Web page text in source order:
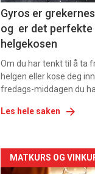
Gyros er
og er det perfekte
helgekosen
Om du har tenkt til å ta
helgen eller kose deg
fredags-middagen du
Les hele saken
Forsiden
MATKURS OG